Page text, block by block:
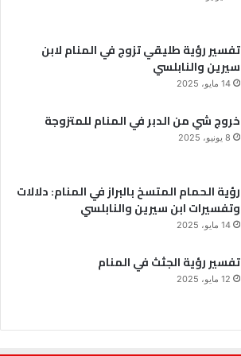
تفسير رؤية طليقي تزوج في المنام لابن
سيرين والنابلسي
14 مايو، 2025
خروج شي من الدبر في المنام للمتزوجة
8 يونيو، 2025
رؤية الحمام المتسخ بالبراز في المنام: دلالات
وتفسيرات ابن سيرين والنابلسي
14 مايو، 2025
تفسير رؤية الجثث في المنام
12 مايو، 2025